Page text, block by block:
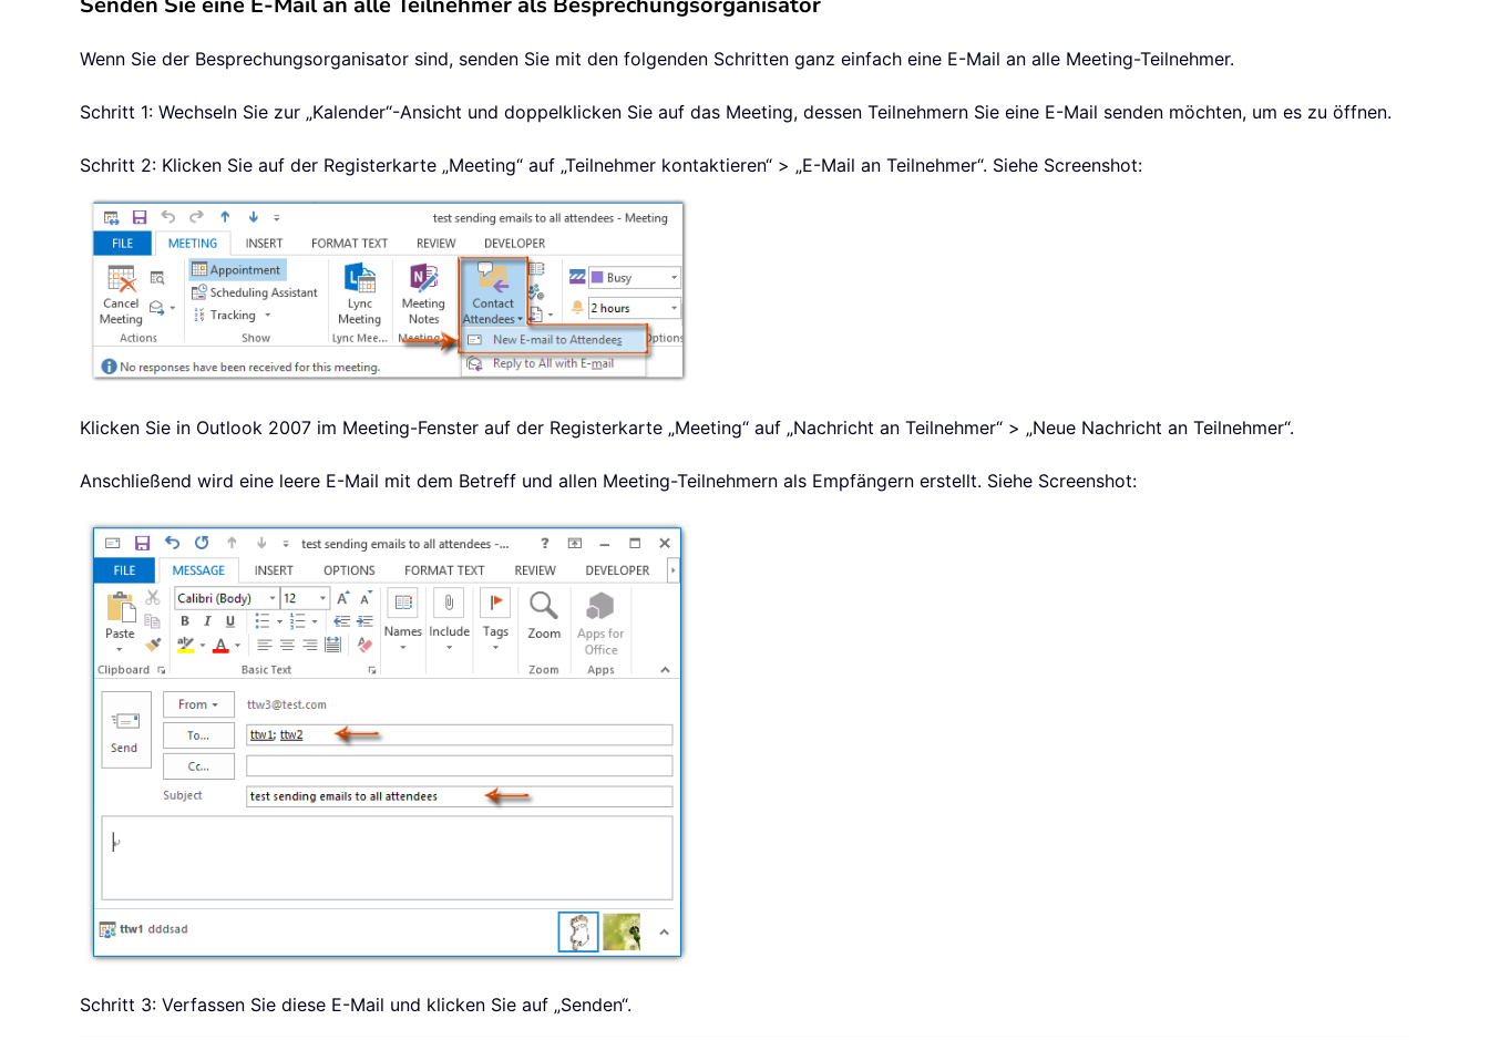
Wenn Sie der Besprechungsorganisator sind, senden Sie mit den folgenden Schritten ganz einfach eine E-Mail an alle Meeting-Teilnehmer.
Schritt 1: Wechseln Sie zur „Kalender“-Ansicht und doppelklicken Sie auf das Meeting, dessen Teilnehmern Sie eine E-Mail senden möchten, um es zu öffnen.
Schritt 2: Klicken Sie auf der Registerkarte „Meeting“ auf „Teilnehmer kontaktieren“ > „E-Mail an Teilnehmer“. Siehe Screenshot:
Klicken Sie in Outlook 2007 im Meeting-Fenster auf der Registerkarte „Meeting“ auf „Nachricht an Teilnehmer“ > „Neue Nachricht an Teilnehmer“.
Anschließend wird eine leere E-Mail mit dem Betreff und allen Meeting-Teilnehmern als Empfängern erstellt. Siehe Screenshot:
Schritt 3: Verfassen Sie diese E-Mail und klicken Sie auf „Senden“.